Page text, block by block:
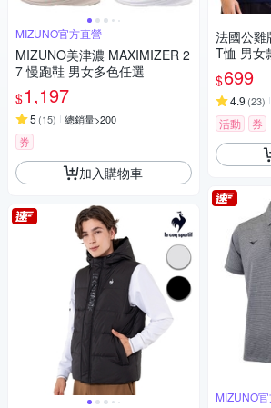
MIZUNO官方直營
MIZUNO美津濃 MAXIMIZER 2
7 慢跑鞋 男女多色任選
$1,197
5 (15) 總銷量>200
券
加入購物車
法國公雞
T恤 男女
$699
4.9 (23)
活動 券
MIZUNO